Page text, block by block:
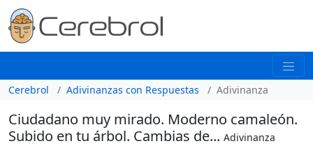
Cerebrol Adivinanzas con Respuestas Adivinanza
Ciudadano muy mirado. Moderno camaleón.
Subido en tu árbol. Cambias de... Adivinanza